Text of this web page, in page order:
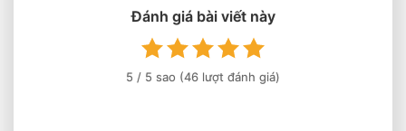
Đánh giá bài viết này
5 / 5 sao (46 lượt đánh giá)